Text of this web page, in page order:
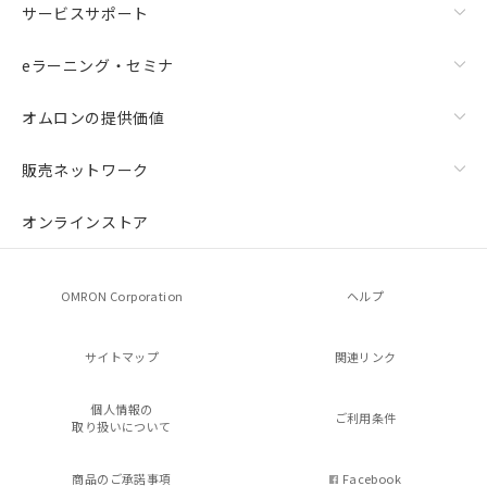
サービスサポート
eラーニング・セミナ
オムロンの提供価値
販売ネットワーク
オンラインストア
OMRON Corporation ヘルプ
サイトマップ 関連リンク
個人情報の
取り扱いについて
ご利用条件
商品のご承諾事項 Facebook